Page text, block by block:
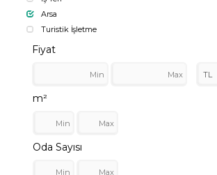
Arsa
Turistik İşletme
Fiyat
m²
Oda Sayısı